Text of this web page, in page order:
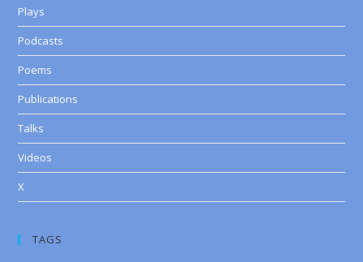
Plays
Podcasts
Poems
Publications
Talks
Videos
X
TAGS